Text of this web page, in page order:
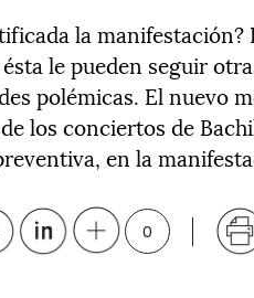
la
le pueden seguir
polémicas. El nuevo
los conciertos de
en la
0